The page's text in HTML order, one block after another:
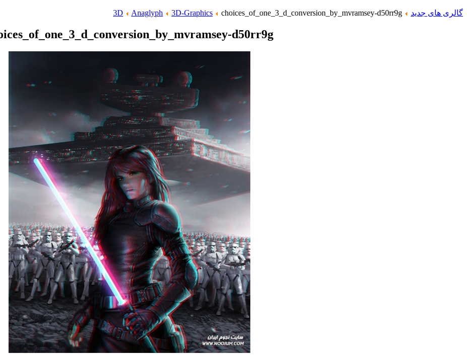
گالری های جدید 3D Anaglyph 3D-Graphics choices_of_one_3_d_conversion_by_mvramsey-d50rr9g
d50rr9g